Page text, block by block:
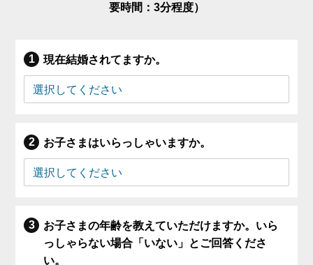
要時間：3分程度）
現在結婚されてますか。
お子さまはいらっしゃいますか。
お子さまの年齢を教えていただけますか。いら
っしゃらない場合「いない」とご回答くださ
い。